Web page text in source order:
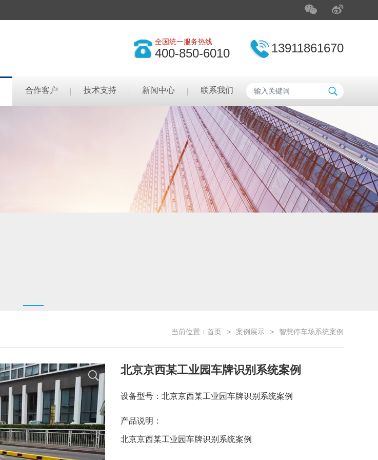
全国统一服务热线
400-850-6010 13911861670
合作客户 技术支持 新闻中心 联系我们
当前位置： 首页 案例展示 智慧停车场系统案例
北京京西某工业园车牌识别系统案例
设备型号：北京京西某工业园车牌识别系统案例
产品说明：
北京京西某工业园车牌识别系统案例